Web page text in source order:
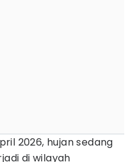
2026, hujan sedang
di wilayah